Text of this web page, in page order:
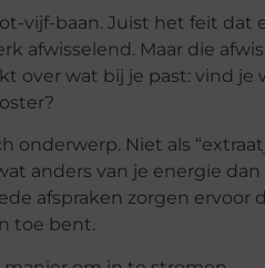
vijf-baan. Juist het feit dat
afwisselend. Maar die
over wat bij je past: vind
onderwerp. Niet als
anders van je energie
afspraken zorgen
toe bent.